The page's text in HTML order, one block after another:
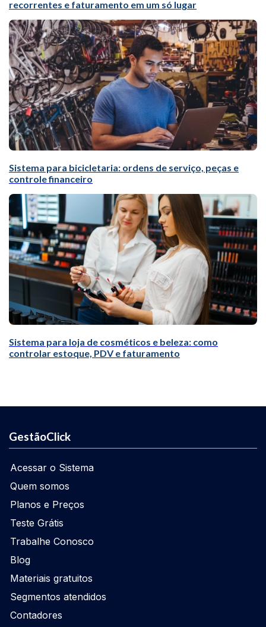
recorrentes e faturamento em um só lugar
Sistema para bicicletaria: ordens de serviço, peças e
controle financeiro
Sistema para loja de cosméticos e beleza: como
controlar estoque, PDV e faturamento
GestãoClick
Acessar o Sistema
Quem somos
Planos e Preços
Teste Grátis
Trabalhe Conosco
Blog
Materiais gratuitos
Segmentos atendidos
Contadores